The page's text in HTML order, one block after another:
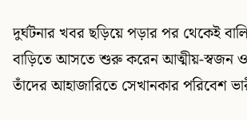
দুর্ঘটনার খবর ছড়িয়ে পড়ার পর থেকেই
বাড়িতে আসতে শুরু করেন আত্মীয়-স্বজন ও
তাঁদের আহাজারিতে সেখানকার পরিবেশ